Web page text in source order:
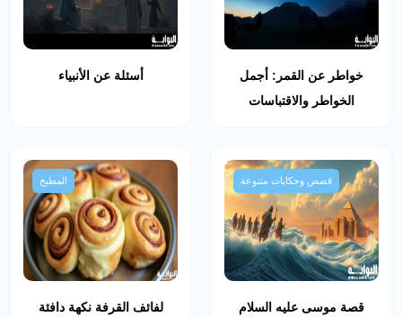
خواطر عن القمر: أجمل
الخواطر والاقتباسات
أسئلة عن الأنبياء
قصص وحكايات متنوعة
قصة موسى عليه السلام
المطبخ
لفائف القرفة نكهة دافئة